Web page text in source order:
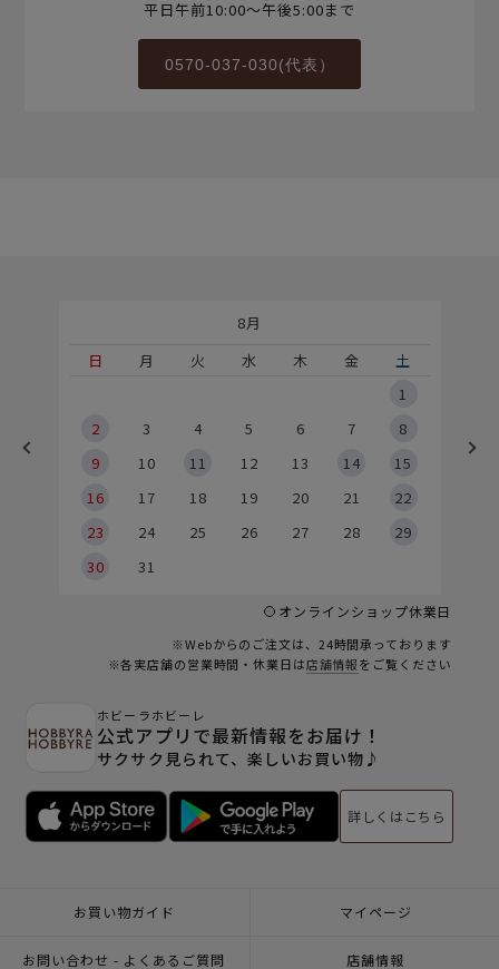
平日午前10:00～午後5:00まで
0570-037-030(代表）
8月
日
月 火 水 木 金
土
1
2
3 4 5 6 7
8
9
10 11 12 13 14
15
16
17 18 19 20 21
22
23
24 25 26 27 28
29
30
31
オンラインショップ休業日
※Webからのご注文は、24時間承っております
※各実店舗の営業時間・休業日は店舗情報をご覧ください
ホビーラホビーレ
公式アプリで最新情報をお届け！
サクサク見られて、楽しいお買い物♪
詳しくはこちら
お買い物ガイド マイページ
お問い合わせ - よくあるご質問 店舗情報